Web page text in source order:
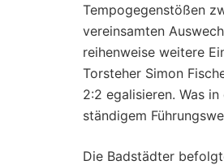
Tempogegenstößen
vereinsamten
reihenweise weitere
Torsteher Simon
2:2 egalisieren. Was
ständigem
Die Badstädter